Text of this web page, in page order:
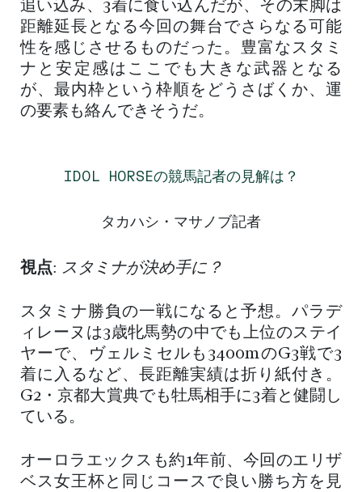
追い込み、3着に食い込んだが、その末脚は
距離延長となる今回の舞台でさらなる可能
性を感じさせるものだった。豊富なスタミ
ナと安定感はここでも大きな武器となる
が、最内枠という枠順をどうさばくか、運
の要素も絡んできそうだ。
IDOL HORSEの競馬記者の見解は？
タカハシ・マサノブ記者
視点: スタミナが決め手に？
スタミナ勝負の一戦になると予想。パラデ
ィレーヌは3歳牝馬勢の中でも上位のステイ
ヤーで、ヴェルミセルも3400mのG3戦で3
着に入るなど、長距離実績は折り紙付き。
G2・京都大賞典でも牡馬相手に3着と健闘し
ている。
オーロラエックスも約1年前、今回のエリザ
ベス女王杯と同じコースで良い勝ち方を見